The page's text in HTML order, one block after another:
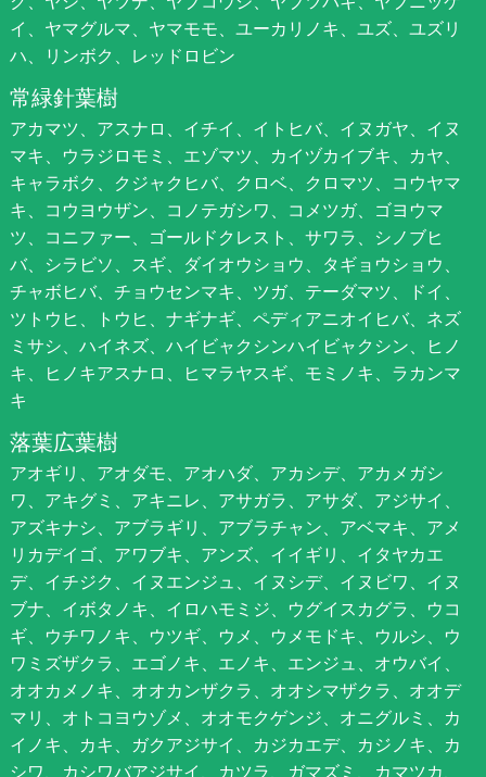
イ、ヤマグルマ、ヤマモモ、ユーカリノキ、ユズ、ユズリ
ハ、リンボク、レッドロビン
常緑針葉樹
アカマツ、アスナロ、イチイ、イトヒバ、イヌガヤ、イヌ
マキ、ウラジロモミ、エゾマツ、カイヅカイブキ、カヤ、
キャラボク、クジャクヒバ、クロベ、クロマツ、コウヤマ
キ、コウヨウザン、コノテガシワ、コメツガ、ゴヨウマ
ツ、コニファー、ゴールドクレスト、サワラ、シノブヒ
バ、シラビソ、スギ、ダイオウショウ、タギョウショウ、
チャボヒバ、チョウセンマキ、ツガ、テーダマツ、ドイ、
ツトウヒ、トウヒ、ナギナギ、ペディアニオイヒバ、ネズ
ミサシ、ハイネズ、ハイビャクシンハイビャクシン、ヒノ
キ、ヒノキアスナロ、ヒマラヤスギ、モミノキ、ラカンマ
キ
落葉広葉樹
アオギリ、アオダモ、アオハダ、アカシデ、アカメガシ
ワ、アキグミ、アキニレ、アサガラ、アサダ、アジサイ、
アズキナシ、アブラギリ、アブラチャン、アベマキ、アメ
リカデイゴ、アワブキ、アンズ、イイギリ、イタヤカエ
デ、イチジク、イヌエンジュ、イヌシデ、イヌビワ、イヌ
ブナ、イボタノキ、イロハモミジ、ウグイスカグラ、ウコ
ギ、ウチワノキ、ウツギ、ウメ、ウメモドキ、ウルシ、ウ
ワミズザクラ、エゴノキ、エノキ、エンジュ、オウバイ、
オオカメノキ、オオカンザクラ、オオシマザクラ、オオデ
マリ、オトコヨウゾメ、オオモクゲンジ、オニグルミ、カ
イノキ、カキ、ガクアジサイ、カジカエデ、カジノキ、カ
シワ、カシワバアジサイ、カツラ、ガマズミ、カマツカ、